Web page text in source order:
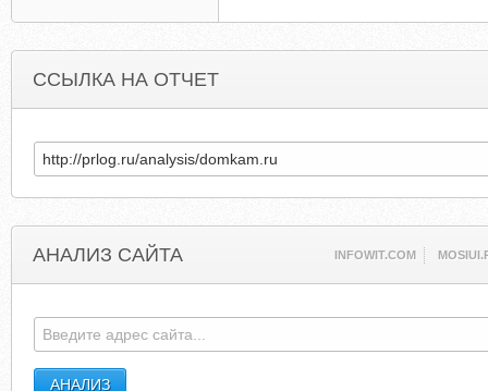
ССЫЛКА НА ОТЧЕТ
АНАЛИЗ САЙТА INFOWIT.COM